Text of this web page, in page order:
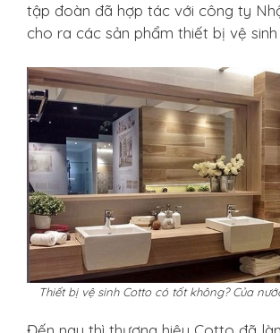
tập đoàn đã hợp tác với công ty
cho ra các sản phẩm thiết bị vệ
Thiết bị vệ sinh Cotto có tốt không? Của